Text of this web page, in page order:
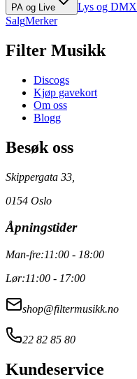
PA og Live Lys og DMX
SalgMerker
Filter Musikk
Discogs
Kjøp gavekort
Om oss
Blogg
Besøk oss
Skippergata 33,
0154 Oslo
Åpningstider
Man-fre:11:00 - 18:00
Lør:11:00 - 17:00
shop@filtermusikk.no
22 82 85 80
Kundeservice